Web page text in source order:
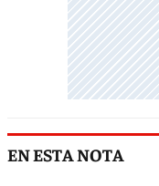
EN ESTA NOTA